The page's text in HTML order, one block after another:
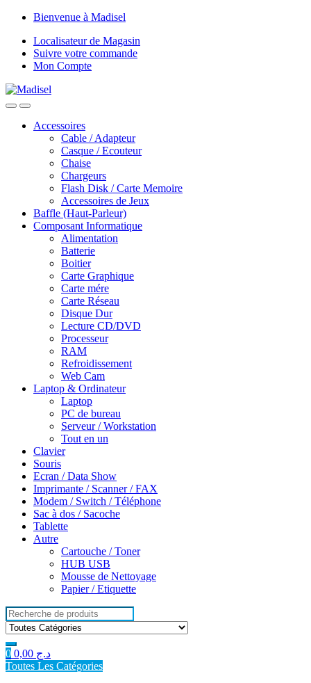
Skip
navigation
Skip
content
Bienvenue à Madisel
Localisateur de Magasin
Suivre votre commande
Mon Compte
Accessoires
Cable / Adapteur
Casque / Ecouteur
Chaise
Chargeurs
Flash Disk / Carte Memoire
Accessoires de Jeux
Baffle (Haut-Parleur)
Composant Informatique
Alimentation
Batterie
Boitier
Carte Graphique
Carte mére
Carte Réseau
Disque Dur
Lecture CD/DVD
Processeur
RAM
Refroidissement
Web Cam
Laptop & Ordinateur
Laptop
PC de bureau
Serveur / Workstation
Tout en un
Clavier
Souris
Ecran / Data Show
Imprimante / Scanner / FAX
Modem / Switch / Téléphone
Sac à dos / Sacoche
Tablette
Autre
Cartouche / Toner
HUB USB
Mousse de Nettoyage
Papier / Etiquette
Search
for:
0 د.ج
Toutes Les Catégories